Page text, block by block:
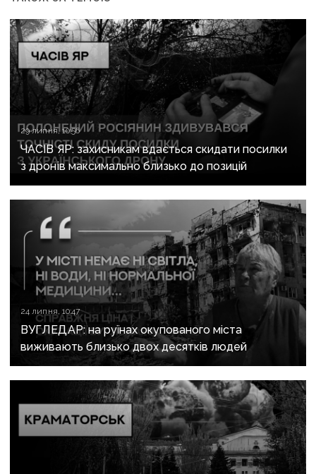
29 липня, 10:56
ЧАСІВ ЯР: захисникам вдається скидати посилки
з дронів максимально близько до позицій
24 липня, 10:47
ВУГЛЕДАР: на руїнах окупованого міста
виживають близько двох десятків людей